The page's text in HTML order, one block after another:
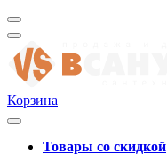
Корзина
Товары со скидкой